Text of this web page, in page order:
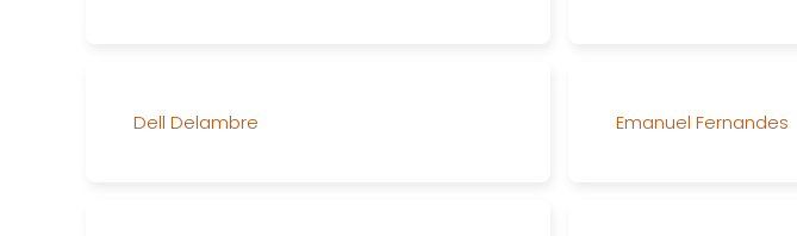
Dell Delambre Emanuel Fernandes